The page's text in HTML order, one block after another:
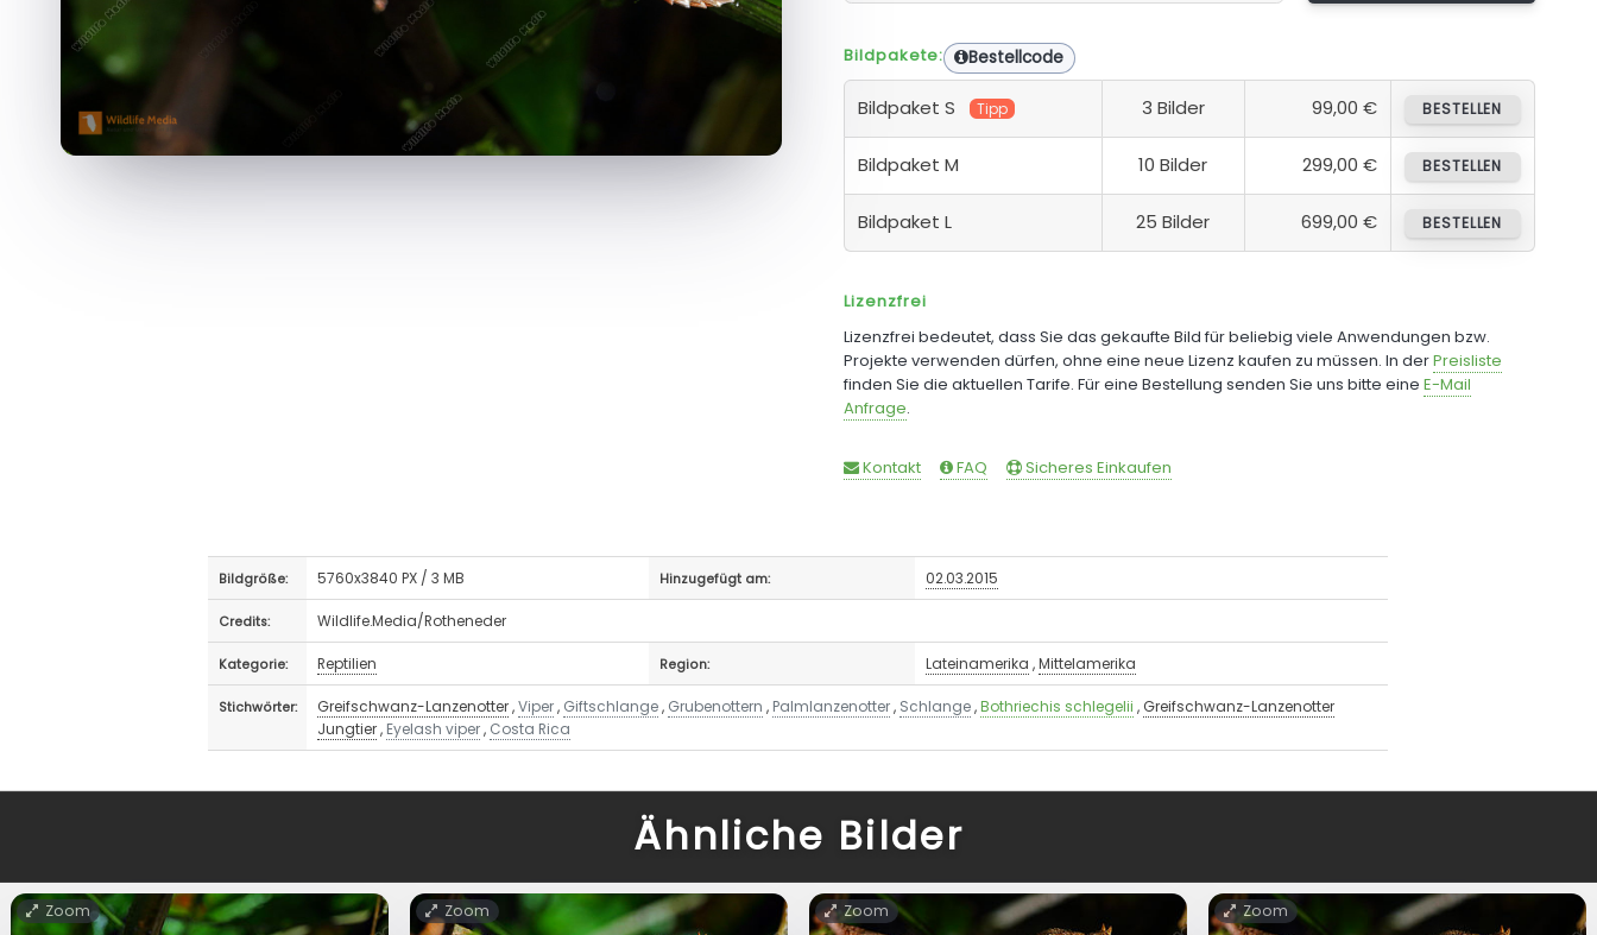
Bildpakete: Bestellcode
Bildpaket S Tipp 3 Bilder 99,00 € BESTELLEN
Bildpaket M 10 Bilder 299,00 € BESTELLEN
Bildpaket L 25 Bilder 699,00 € BESTELLEN
Lizenzfrei
Lizenzfrei bedeutet, dass Sie das gekaufte Bild für beliebig viele Anwendungen bzw.
Projekte verwenden dürfen, ohne eine neue Lizenz kaufen zu müssen. In derPreisliste
finden Sie die aktuellen Tarife. Für eine Bestellung senden Sie uns bitte eine E-Mail
Anfrage.
Kontakt FAQ Sicheres Einkaufen
Bildgröße: 5760x3840 PX / 3 MB Hinzugefügt am: 02.03.2015
Credits: Wildlife.Media/Rotheneder
Kategorie: Reptilien Region: Lateinamerika ,Mittelamerika
Stichwörter: Greifschwanz-Lanzenotter,Viper, Giftschlange, Grubenottern , Palmlanzenotter, Schlange,Bothriechis schlegelii , Greifschwanz-Lanzenotter
Jungtier, Eyelash viper, Costa Rica
Ähnliche Bilder
Zoom Zoom Zoom Zoom